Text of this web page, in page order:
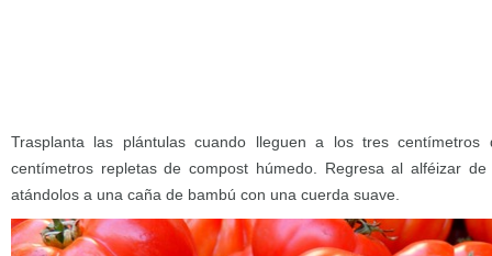
Trasplanta las plántulas cuando lleguen a los tres
centímetros repletas de compost húmedo. Regresa al alféizar
atándolos a una caña de bambú con una cuerda suave.